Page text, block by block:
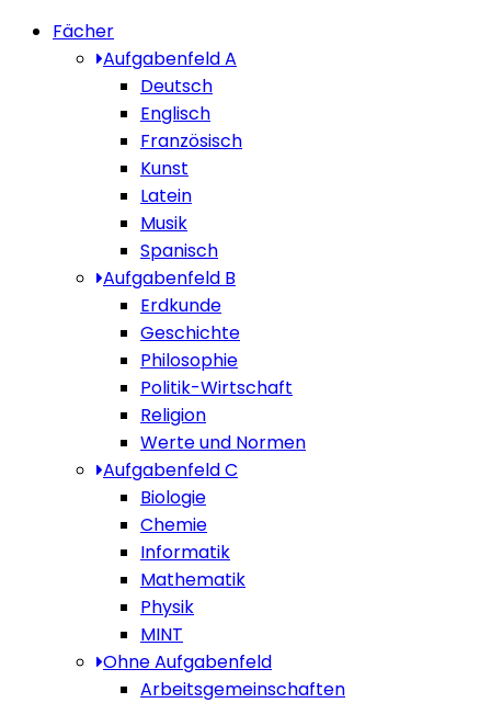
Fächer
Aufgabenfeld A
Deutsch
Englisch
Französisch
Kunst
Latein
Musik
Spanisch
Aufgabenfeld B
Erdkunde
Geschichte
Philosophie
Politik-Wirtschaft
Religion
Werte und Normen
Aufgabenfeld C
Biologie
Chemie
Informatik
Mathematik
Physik
MINT
Ohne Aufgabenfeld
Arbeitsgemeinschaften